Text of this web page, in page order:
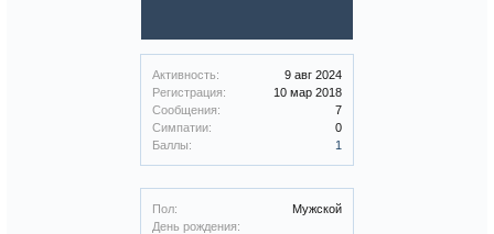
Активность:
9 авг 2024
Регистрация:
10 мар 2018
Сообщения:
7
Симпатии:
0
Баллы:
1
Пол:
Мужской
День рождения: